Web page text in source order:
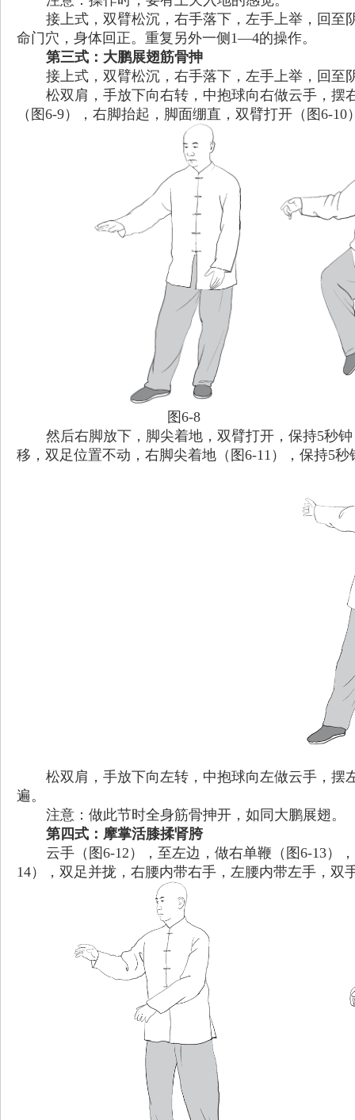
接上式，双臂松沉，右手落下，左手上举，回
命门穴，身体回正。重复另外一侧1—4的操作。
第三式：大鹏展翅筋骨抻
接上式，双臂松沉，右手落下，左手上举，回至
松双肩，手放下向右转，中抱球向右做云手，摆
（图6-9），右脚抬起，脚面绷直，双臂打开（图6-10
图6-8
然后右脚放下，脚尖着地，双臂打开，保持5秒
移，双足位置不动，右脚尖着地（图6-11），保持5
松双肩，手放下向左转，中抱球向左做云手，
遍。
注意：做此节时全身筋骨抻开，如同大鹏展翅。
第四式：摩掌活膝揉肾胯
云手（图6-12），至左边，做右单鞭（图6-13）
14），双足并拢，右腰内带右手，左腰内带左手，双